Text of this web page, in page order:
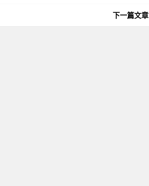
下一篇文章